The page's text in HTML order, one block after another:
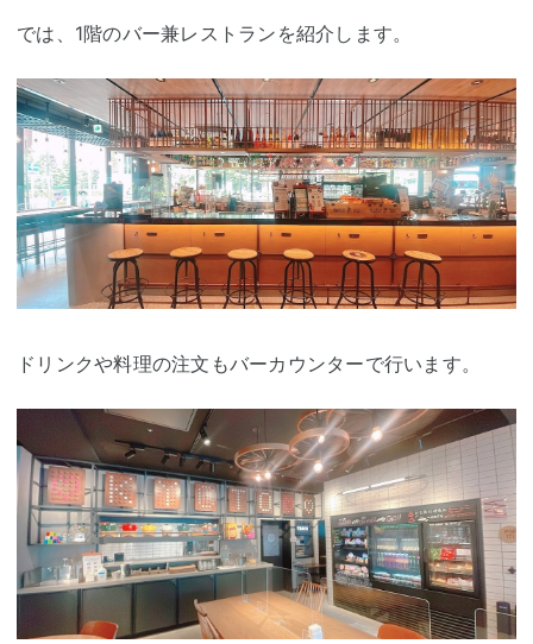
では、1階のバー兼レストランを紹介します。
ドリンクや料理の注文もバーカウンターで行います。